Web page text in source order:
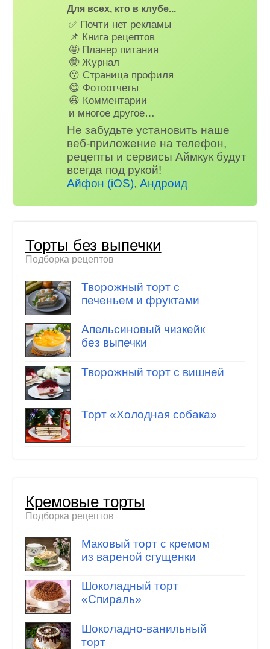
Для всех, кто в клубе...
✅ Почти нет рекламы
📌 Книга рецептов
🤩 Планер питания
🤓 Журнал
😗 Страница профиля
😋 Фотоотчеты
😃 Комментарии
и многое другое…
Не забудьте установить наше
веб-приложение на телефон,
рецепты и сервисы Аймкук будут
всегда под рукой!
Айфон (iOS),Андроид
Торты без выпечки
Подборка рецептов
Творожный торт с
печеньем и фруктами
Апельсиновый чизкейк
без выпечки
Творожный торт с вишней
Торт «Холодная собака»
Кремовые торты
Подборка рецептов
Маковый торт с кремом
из вареной сгущенки
Шоколадный торт
«Спираль»
Шоколадно-ванильный
торт